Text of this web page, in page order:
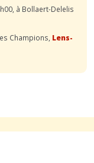
à Bollaert-Delelis
Champions, Lens-